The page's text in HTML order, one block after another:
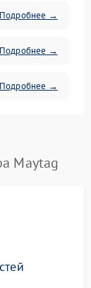
Подробнее →
Подробнее →
Подробнее →
Maytag